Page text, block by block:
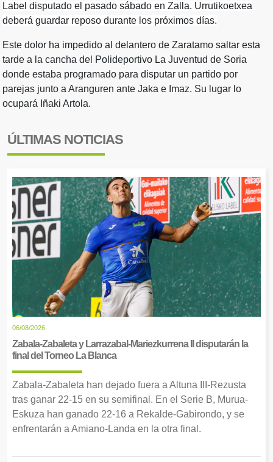
Label disputado el pasado sábado en Zalla. Urrutikoetxea
deberá guardar reposo durante los próximos días.
Este dolor ha impedido al delantero de Zaratamo saltar esta
tarde a la cancha del Polideportivo La Juventud de Soria
donde estaba programado para disputar un partido por
parejas junto a Aranguren ante Jaka e Imaz. Su lugar lo
ocupará Iñaki Artola.
ÚLTIMAS NOTICIAS
06/08/2026
Zabala-Zabaleta y Larrazabal-Mariezkurrena II disputarán la
final del Torneo La Blanca
Zabala-Zabaleta han dejado fuera a Altuna III-Rezusta
tras ganar 22-15 en su semifinal. En el Serie B, Murua-
Eskuza han ganado 22-16 a Rekalde-Gabirondo, y se
enfrentarán a Amiano-Landa en la otra final.